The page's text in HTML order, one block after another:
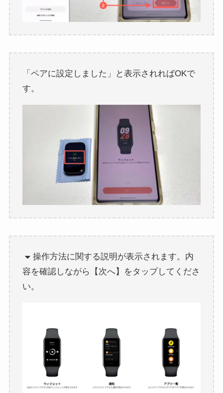
「ペアに設定しました」と表示されればOKで
す。
操作方法に関する説明が表示されます。内
容を確認しながら【次へ】をタップしてくださ
い。